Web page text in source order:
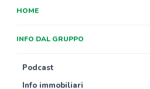
HOME
INFO DAL GRUPPO
Podcast
Info immobiliari